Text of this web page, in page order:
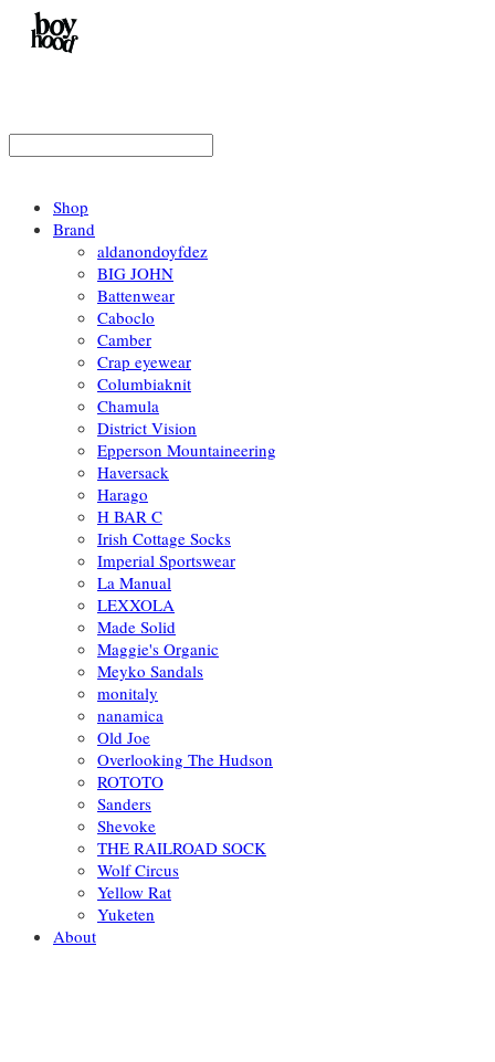
Shop
Brand
aldanondoyfdez
BIG JOHN
Battenwear
Caboclo
Camber
Crap eyewear
Columbiaknit
Chamula
District Vision
Epperson Mountaineering
Haversack
Harago
H BAR C
Irish Cottage Socks
Imperial Sportswear
La Manual
LEXXOLA
Made Solid
Maggie's Organic
Meyko Sandals
monitaly
nanamica
Old Joe
Overlooking The Hudson
ROTOTO
Sanders
Shevoke
THE RAILROAD SOCK
Wolf Circus
Yellow Rat
Yuketen
About